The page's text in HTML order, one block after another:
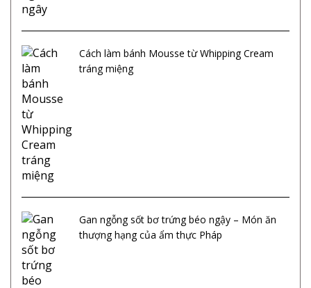
Cách làm bánh Mousse từ Whipping Cream
tráng miệng
Gan ngỗng sốt bơ trứng béo ngậy – Món ăn
thượng hạng của ẩm thực Pháp